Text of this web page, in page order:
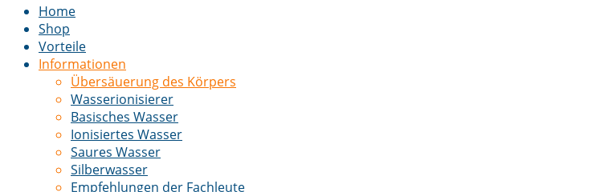
Home
Shop
Vorteile
Informationen
Übersäuerung des Körpers
Wasserionisierer
Basisches Wasser
Ionisiertes Wasser
Saures Wasser
Silberwasser
Empfehlungen der Fachleute